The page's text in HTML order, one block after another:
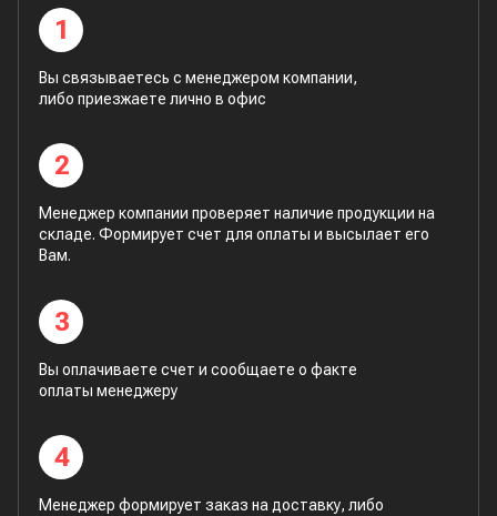
1
Вы связываетесь с менеджером компании,
либо приезжаете лично в офис
2
Менеджер компании проверяет наличие продукции на
складе. Формирует счет для оплаты и высылает его
Вам.
3
Вы оплачиваете счет и сообщаете о факте
оплаты менеджеру
4
Менеджер формирует заказ на доставку, либо